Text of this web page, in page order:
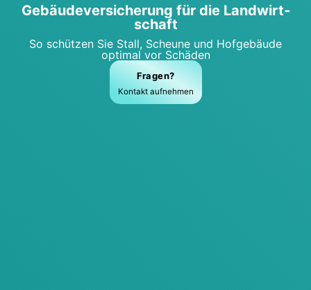
Gebäu­de­ver­si­che­rung für die Land­wirt­
schaft
So schüt­zen Sie Stall, Scheu­ne und Hof­ge­bäu­de
opti­mal vor Schä­den
Fra­gen?
Kon­takt auf­neh­men